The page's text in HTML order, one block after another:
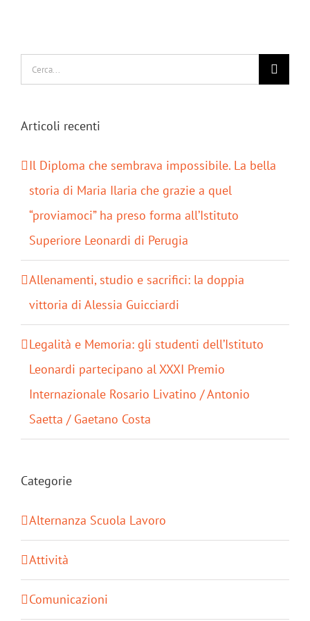
Cerca
Articoli recenti
Il Diploma che sembrava impossibile. La bella
storia di Maria Ilaria che grazie a quel
“proviamoci” ha preso forma all’Istituto
Superiore Leonardi di Perugia
Allenamenti, studio e sacrifici: la doppia
vittoria di Alessia Guicciardi
Legalità e Memoria: gli studenti dell’Istituto
Leonardi partecipano al XXXI Premio
Internazionale Rosario Livatino / Antonio
Saetta / Gaetano Costa
Categorie
Alternanza Scuola Lavoro
Attività
Comunicazioni